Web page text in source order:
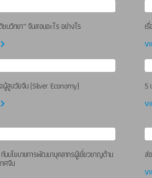
นวิทยา” จีนสอนอะไร อย่างไร เ
ผู้สูงวัยจีน (Silver Economy) 5
บนโยบายการพัฒนาบุคลากรผู้เชี่ยวชาญด้าน
ศจีน
ส่